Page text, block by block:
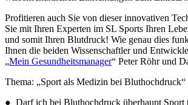
Profitieren auch Sie von dieser innovativen
Sie mit Ihren Experten im SL Sports Ihren
und somit Ihren Blutdruck! Wie genau dies
Ihnen die beiden Wissenschaftler und
„Mein Gesundheitsmanager“ Peter Röhr und
Thema: „Sport als Medizin bei Bluthochdruck“
● Darf ich bei Bluthochdruck überhaupt Sport